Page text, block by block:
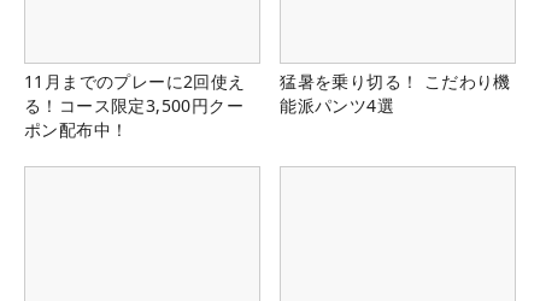
11月までのプレーに2回使え
る！コース限定3,500円クー
ポン配布中！
猛暑を乗り切る！ こだわり機
能派パンツ4選